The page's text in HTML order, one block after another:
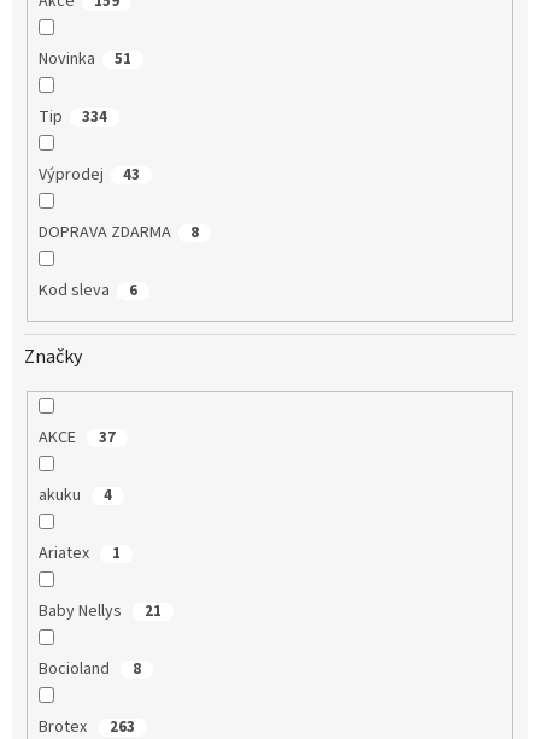
Novinka 51
Tip 334
Výprodej 43
DOPRAVA ZDARMA 8
Kod sleva 6
Značky
AKCE 37
akuku 4
Ariatex 1
Baby Nellys 21
Bocioland 8
Brotex 263